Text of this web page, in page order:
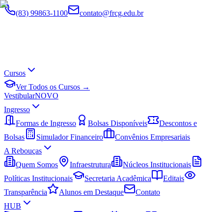
(83) 99863-1100 contato@frcg.edu.br
Cursos
Ver Todos os Cursos →
VestibularNOVO
Ingresso
Formas de Ingresso
Bolsas Disponíveis
Descontos e
Bolsas
Simulador Financeiro
Convênios Empresariais
A Rebouças
Quem Somos
Infraestrutura
Núcleos Institucionais
Políticas Institucionais
Secretaria Acadêmica
Editais
Transparência
Alunos em Destaque
Contato
HUB